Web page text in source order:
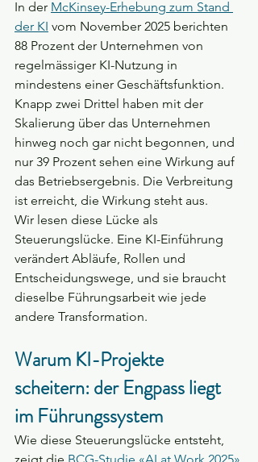
In der McKinsey-Erhebung zum Stand
der KI vom November 2025 berichten
88 Prozent der Unternehmen von
regelmässiger KI-Nutzung in
mindestens einer Geschäftsfunktion.
Knapp zwei Drittel haben mit der
Skalierung über das Unternehmen
hinweg noch gar nicht begonnen, und
nur 39 Prozent sehen eine Wirkung auf
das Betriebsergebnis. Die Verbreitung
ist erreicht, die Wirkung steht aus.
Wir lesen diese Lücke als
Steuerungslücke. Eine KI-Einführung
verändert Abläufe, Rollen und
Entscheidungswege, und sie braucht
dieselbe Führungsarbeit wie jede
andere Transformation.
Warum KI-Projekte
scheitern: der Engpass liegt
im Führungssystem
Wie diese Steuerungslücke entsteht,
zeigt die BCG-Studie «AI at Work 2025»